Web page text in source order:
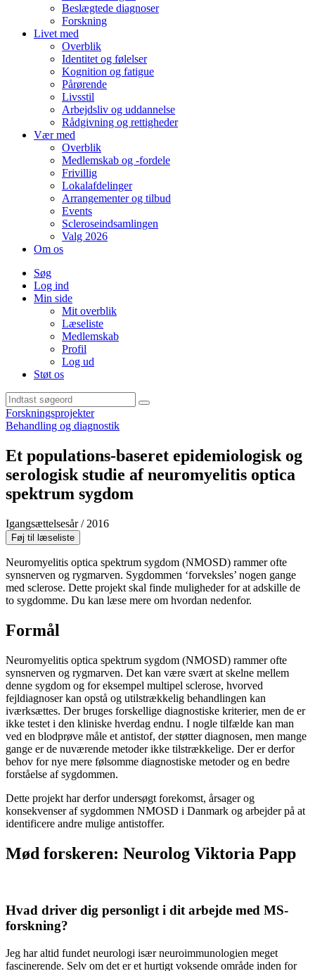
Beslægtede diagnoser
Forskning
Livet med
Overblik
Identitet og følelser
Kognition og fatigue
Pårørende
Livsstil
Arbejdsliv og uddannelse
Rådgivning og rettigheder
Vær med
Overblik
Medlemskab og -fordele
Frivillig
Lokalafdelinger
Arrangementer og tilbud
Events
Scleroseindsamlingen
Valg 2026
Om os
Søg
Log ind
Min side
Mit overblik
Læseliste
Medlemskab
Profil
Log ud
Støt os
Sideindhold
Forskningsprojekter
Behandling og diagnostik
Et populations-baseret epidemiologisk og
serologisk studie af neuromyelitis optica
spektrum sygdom
Igangsættelsesår / 2016
Primært
indhold
Føj til læseliste
Neuromyelitis optica spektrum sygdom (NMOSD) rammer ofte
synsnerven og rygmarven. Sygdommen ‘forveksles’ nogen gange
med sclerose. Dette projekt skal finde muligheder for at adskille de
to sygdomme. Du kan læse mere om hvordan nedenfor.
Formål
Neuromyelitis optica spektrum sygdom (NMOSD) rammer ofte
synsnerven og rygmarven. Det kan være svært at skelne mellem
denne sygdom og for eksempel multipel sclerose, hvorved
fejldiagnoser kan opstå og utilstrækkelig behandlingen kan
iværksættes. Der bruges forskellige diagnostiske kriterier, men de er
ikke testet i den kliniske hverdag endnu. I nogle tilfælde kan man
ved en blodprøve måle et antistof, der støtter diagnosen, men mange
gange er de nuværende metoder ikke tilstrækkelige. Der er derfor
behov for nye mere følsomme diagnostiske metoder og en bedre
forståelse af sygdommen.
Dette projekt har derfor undersøgt forekomst, årsager og
konsekvenser af sygdommen NMOSD i Danmark og arbejder på at
identificere andre mulige antistoffer.
Mød forskeren: Neurolog Viktoria Papp
Hvad driver dig personligt i dit arbejde med MS-
forskning?
Jeg har altid fundet neurologi især neuroimmunologien meget
fascinerende. Selv om det er et hurtigt voksende område inden for